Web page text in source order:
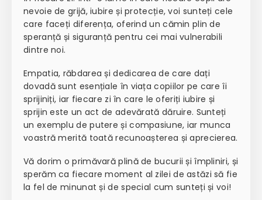
nevoie de grijă, iubire și protecție, voi sunteți cele
care faceți diferența, oferind un cămin plin de
speranță și siguranță pentru cei mai vulnerabili
dintre noi.
Empatia, răbdarea și dedicarea de care dați
dovadă sunt esențiale în viața copiilor pe care îi
sprijiniți, iar fiecare zi în care le oferiți iubire și
sprijin este un act de adevărată dăruire. Sunteți
un exemplu de putere și compasiune, iar munca
voastră merită toată recunoașterea și aprecierea.
Vă dorim o primăvară plină de bucurii și împliniri, și
sperăm ca fiecare moment al zilei de astăzi să fie
la fel de minunat și de special cum sunteți și voi!